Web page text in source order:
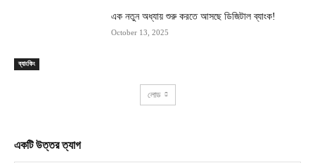
ব্যাংকিং
এক নতুন অধ্যায় শুরু করতে আসছে ডিজিটাল ব্যাংক!
October 13, 2025
লোড
একটি উত্তর ত্যাগ